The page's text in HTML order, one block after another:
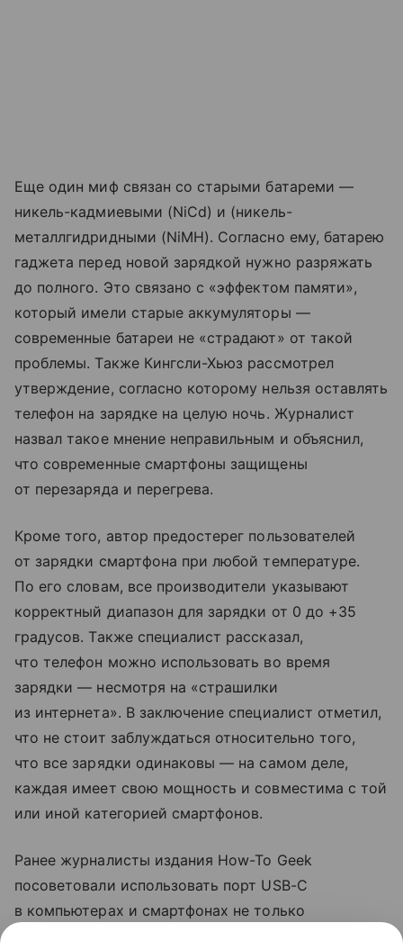
Еще один миф связан со старыми батареми —
никель-кадмиевыми (NiCd) и (никель-
металлгидридными (NiMH). Согласно ему, батарею
гаджета перед новой зарядкой нужно разряжать
до полного. Это связано с «эффектом памяти»,
который имели старые аккумуляторы —
современные батареи не «страдают» от такой
проблемы. Также Кингсли-Хьюз рассмотрел
утверждение, согласно которому нельзя оставлять
телефон на зарядке на целую ночь. Журналист
назвал такое мнение неправильным и объяснил,
что современные смартфоны защищены
от перезаряда и перегрева.
Кроме того, автор предостерег пользователей
от зарядки смартфона при любой температуре.
По его словам, все производители указывают
корректный диапазон для зарядки от 0 до +35
градусов. Также специалист рассказал,
что телефон можно использовать во время
зарядки — несмотря на «страшилки
из интернета». В заключение специалист отметил,
что не стоит заблуждаться относительно того,
что все зарядки одинаковы — на самом деле,
каждая имеет свою мощность и совместима с той
или иной категорией смартфонов.
Ранее журналисты издания How-To Geek
посоветовали использовать порт USB-C
в компьютерах и смартфонах не только